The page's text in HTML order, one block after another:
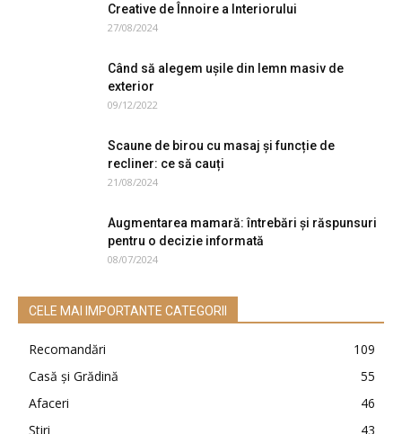
Creative de Înnoire a Interiorului
27/08/2024
Când să alegem uşile din lemn masiv de
exterior
09/12/2022
Scaune de birou cu masaj și funcție de
recliner: ce să cauți
21/08/2024
Augmentarea mamară: întrebări și răspunsuri
pentru o decizie informată
08/07/2024
CELE MAI IMPORTANTE CATEGORII
Recomandări
109
Casă şi Grădină
55
Afaceri
46
Ştiri
43